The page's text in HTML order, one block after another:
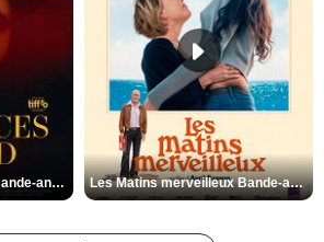
Les Silences de Riyad Bande-annonce VO STFR Les Matins merveilleux Bande-annonce VF